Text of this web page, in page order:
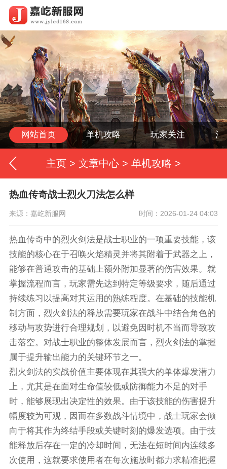
网站首页 单机攻略 玩家关注 活
主页 > 文章中心 > 单机攻略 >
热血传奇战士烈火刀法怎么样
来源：嘉屹新服网 时间：2026-01-24 04:03
热血传奇中的烈火剑法是战士职业的一项重要技能，该
技能的核心在于召唤火焰精灵并将其附着于武器之上，
能够在普通攻击的基础上额外附加显著的伤害效果。就
掌握流程而言，玩家需先达到特定等级要求，随后通过
持续练习以提高对其运用的熟练程度。在基础的技能机
制方面，烈火剑法的释放需要玩家在战斗中结合角色的
移动与攻势进行合理规划，以避免因时机不当而导致攻
击落空。对战士职业的整体发展而言，烈火剑法的掌握
属于提升输出能力的关键环节之一。
烈火剑法的实战价值主要体现在其强大的单体爆发潜力
上，尤其是在面对生命值较低或防御能力不足的对手
时，能够展现出决定性的效果。由于该技能的伤害提升
幅度较为可观，因而在多数战斗情境中，战士玩家会倾
向于将其作为终结手段或关键时刻的爆发选项。由于技
能释放后存在一定的冷却时间，无法在短时间内连续多
次使用，这就要求使用者在每次施放时都力求精准把握